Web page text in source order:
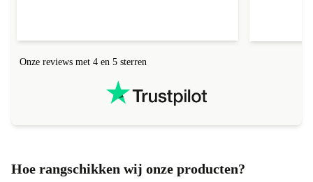
Onze reviews met 4 en 5 sterren
Hoe rangschikken wij onze producten?